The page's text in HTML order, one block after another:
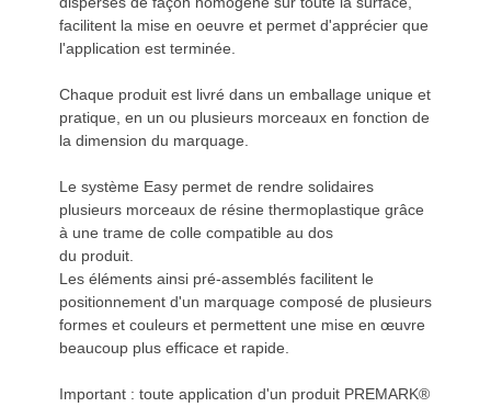
facilitent la mise en oeuvre et permet d'apprécier que
l'application est terminée.
Chaque produit est livré dans un emballage unique et
pratique, en un ou plusieurs morceaux en fonction de
la dimension du marquage.
Le système Easy permet de rendre solidaires
plusieurs morceaux de résine thermoplastique grâce
à une trame de colle compatible au dos
du produit.
Les éléments ainsi pré-assemblés facilitent le
positionnement d'un marquage composé de plusieurs
formes et couleurs et permettent une mise en œuvre
beaucoup plus efficace et rapide.
Important : toute application d'un produit PREMARK®